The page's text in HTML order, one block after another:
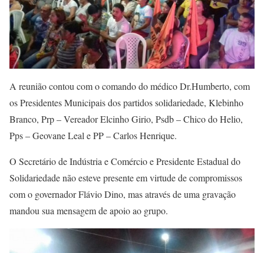
A reunião contou com o comando do médico Dr.Humberto, com
os Presidentes Municipais dos partidos solidariedade, Klebinho
Branco, Prp – Vereador Elcinho Girio, Psdb – Chico do Helio,
Pps – Geovane Leal e PP – Carlos Henrique.
O Secretário de Indústria e Comércio e Presidente Estadual do
Solidariedade não esteve presente em virtude de compromissos
com o governador Flávio Dino, mas através de uma gravação
mandou sua mensagem de apoio ao grupo.